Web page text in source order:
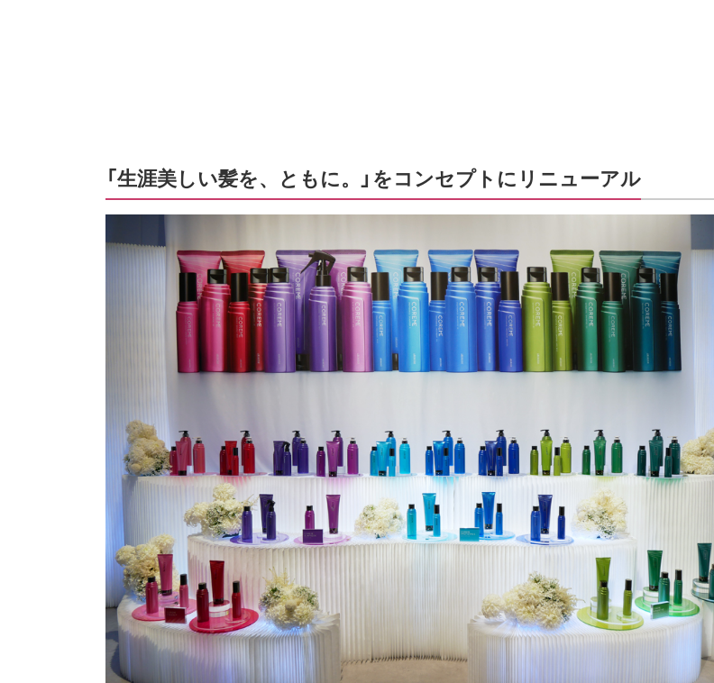
「生涯美しい髪を、ともに。」をコンセプトにリニューアル